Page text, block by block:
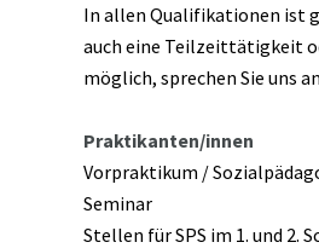
In allen Qualifikationen ist
auch eine Teilzeittätigkeit
möglich, sprechen Sie uns
Praktikanten/innen
Vorpraktikum /
Seminar
Stellen für SPS im 1. und 2.